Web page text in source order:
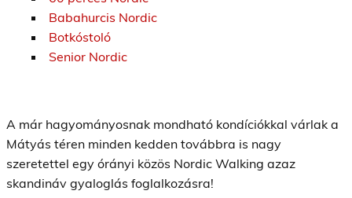
Babahurcis Nordic
Botkóstoló
Senior Nordic
A már hagyományosnak mondható kondíciókkal várlak a
Mátyás téren minden kedden továbbra is nagy
szeretettel egy órányi közös Nordic Walking azaz
skandináv gyaloglás foglalkozásra!